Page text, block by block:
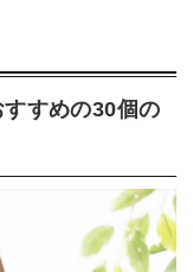
すめの30個の